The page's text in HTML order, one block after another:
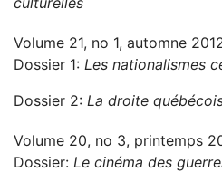
Volume 21, no 1, automne
Dossier 1: Les nationalismes
Dossier 2: La droite
Volume 20, no 3, printemps
Dossier: Le cinéma des